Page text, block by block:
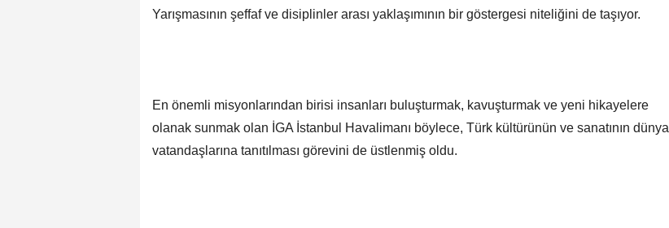
Yarışmasının şeffaf ve disiplinler arası yaklaşımının bir göstergesi niteliğini de taşıyor.
En önemli misyonlarından birisi insanları buluşturmak, kavuşturmak ve yeni hikayelere
olanak sunmak olan İGA İstanbul Havalimanı böylece, Türk kültürünün ve sanatının dünya
vatandaşlarına tanıtılması görevini de üstlenmiş oldu.